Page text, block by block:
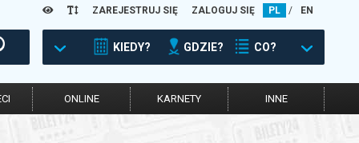
ZAREJESTRUJ SIĘ ZALOGUJ SIĘ PL / EN
KIEDY? GDZIE? CO?
ONLINE KARNETY INNE